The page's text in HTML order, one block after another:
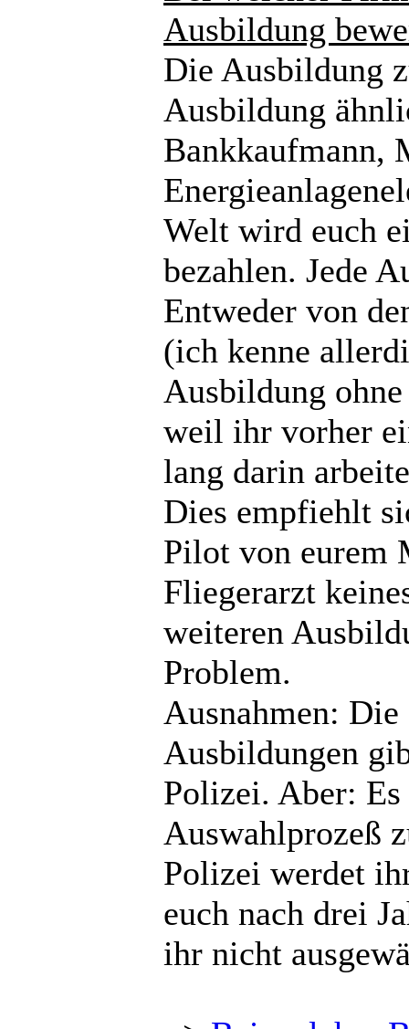
Ausbildung
Die Ausbildung
Ausbildung
Bankkaufmann,
Welt wird euch
bezahlen. Jede
Entweder von
(ich kenne
Ausbildung
weil ihr vorher
lang darin
Dies empfiehlt
Pilot von eurem
Fliegerarzt
weiteren
Problem.
Ausnahmen:
Ausbildungen
Polizei. Aber:
Auswahlprozeß
Polizei werdet
euch nach drei
ihr nicht